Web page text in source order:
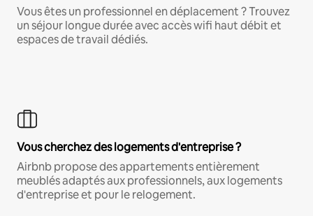
Vous êtes un professionnel en déplacement ? Trouvez
un séjour longue durée avec accès wifi haut débit et
espaces de travail dédiés.
Vous cherchez des logements d'entreprise ?
Airbnb propose des appartements entièrement
meublés adaptés aux professionnels, aux logements
d'entreprise et pour le relogement.